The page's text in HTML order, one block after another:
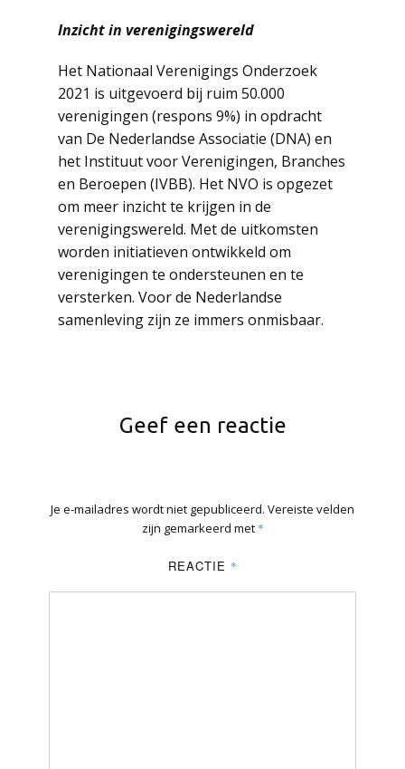
Inzicht in verenigingswereld
Het Nationaal Verenigings Onderzoek
2021 is uitgevoerd bij ruim 50.000
verenigingen (respons 9%) in opdracht
van De Nederlandse Associatie (DNA) en
het Instituut voor Verenigingen, Branches
en Beroepen (IVBB). Het NVO is opgezet
om meer inzicht te krijgen in de
verenigingswereld. Met de uitkomsten
worden initiatieven ontwikkeld om
verenigingen te ondersteunen en te
versterken. Voor de Nederlandse
samenleving zijn ze immers onmisbaar.
Geef een reactie
Je e-mailadres wordt niet gepubliceerd. Vereiste velden
zijn gemarkeerd met *
REACTIE *